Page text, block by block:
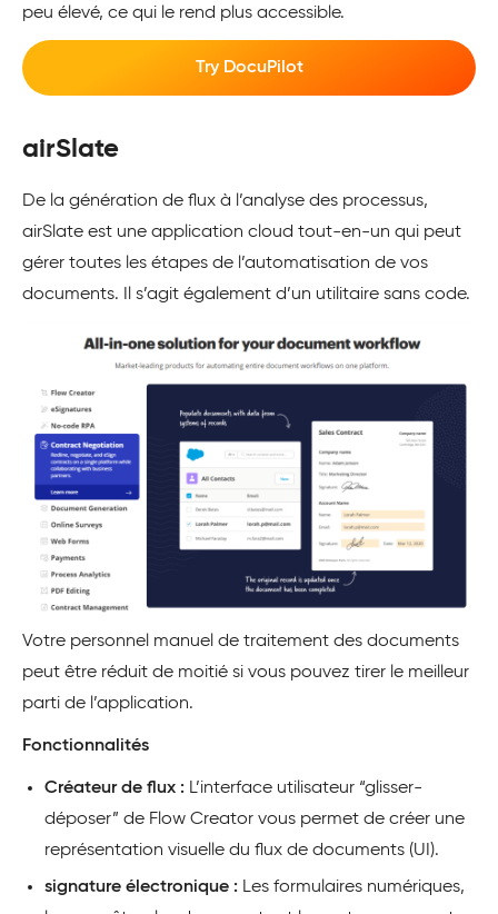
peu élevé, ce qui le rend plus accessible.
Try DocuPilot
airSlate
De la génération de flux à l’analyse des processus,
airSlate est une application cloud tout-en-un qui peut
gérer toutes les étapes de l’automatisation de vos
documents. Il s’agit également d’un utilitaire sans code.
Votre personnel manuel de traitement des documents
peut être réduit de moitié si vous pouvez tirer le meilleur
parti de l’application.
Fonctionnalités
Créateur de flux : L’interface utilisateur “glisser-
déposer” de Flow Creator vous permet de créer une
représentation visuelle du flux de documents (UI).
signature électronique : Les formulaires numériques,